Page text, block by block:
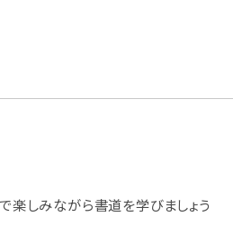
楽しみながら書道を学びましょう